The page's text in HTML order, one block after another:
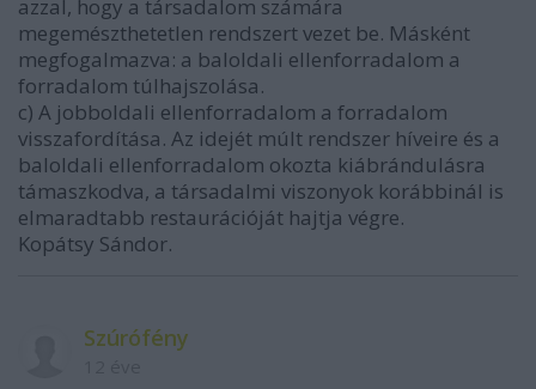
azzal, hogy a társadalom számára
megemészthetetlen rendszert vezet be. Másként
megfogalmazva: a baloldali ellenforradalom a
forradalom túlhajszolása.
c) A jobboldali ellenforradalom a forradalom
visszafordítása. Az idejét múlt rendszer híveire és a
baloldali ellenforradalom okozta kiábrándulásra
támaszkodva, a társadalmi viszonyok korábbinál is
elmaradtabb restaurációját hajtja végre.
Kopátsy Sándor.
Szúrófény